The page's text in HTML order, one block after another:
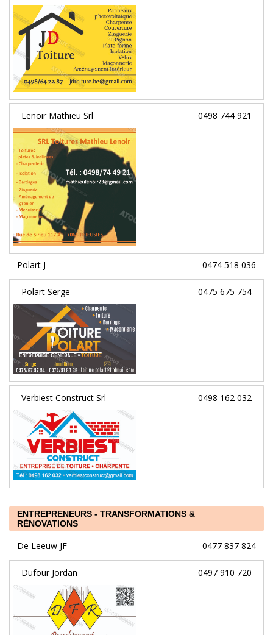
Lenoir Mathieu Srl 0498 744 921
Polart J 0474 518 036
Polart Serge 0475 675 754
Verbiest Construct Srl 0498 162 032
ENTREPRENEURS - TRANSFORMATIONS &
RÉNOVATIONS
De Leeuw JF 0477 837 824
Dufour Jordan 0497 910 720